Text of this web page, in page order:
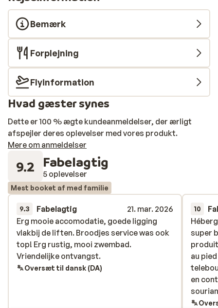
Bemærk
Forplejning
Flyinformation
Hvad gæster synes
Dette er 100 % ægte kundeanmeldelser, der ærligt
afspejler deres oplevelser med vores produkt.
Mere om anmeldelser
9.2 Fabelagtig
5 oplevelser
Mest booket af med familie
9.3 Fabelagtig
21. mar. 2026
Erg mooie accomodatie, goede ligging
vlakbij de liften. Broodjes service was ook
top! Erg rustig, mooi zwembad.
Vriendelijke ontvangst.
Erg mooie accomodatie, goede ligging
vlakbij de liften. Broodjes service was ook
top! Erg rustig, mooi zwembad.
Vriendelijke ontvangst.
Oversæt til dansk (DA)
10
super
au
en
bonne
super
au
en